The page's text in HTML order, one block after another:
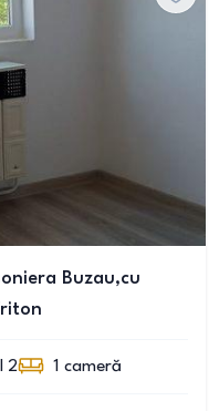
Buzau,cu
2 1 cameră